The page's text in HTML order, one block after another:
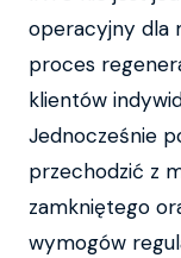
operacyjny dla
proces
klientów
Jednocześnie
przechodzić z
zamkniętego
wymogów